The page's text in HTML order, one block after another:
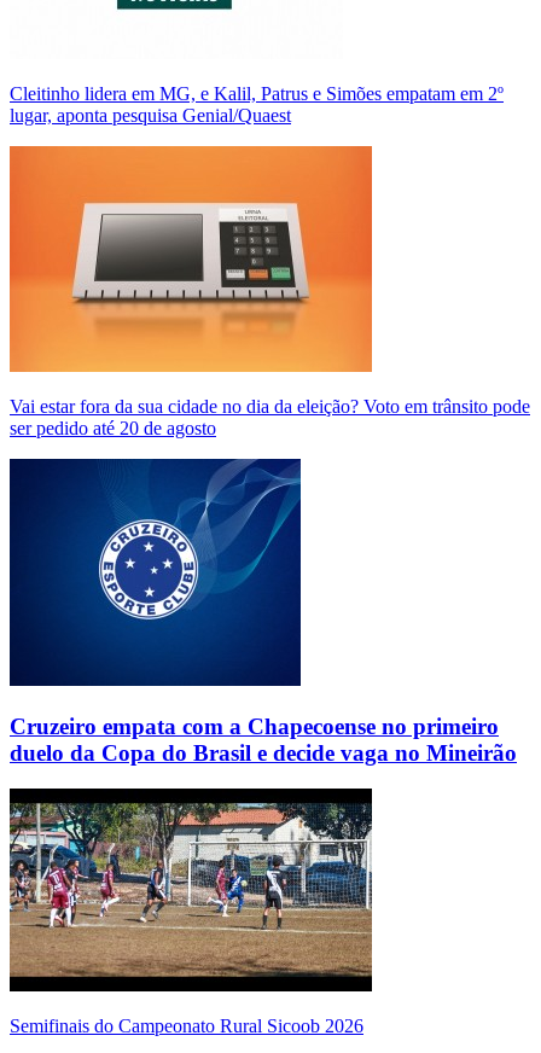
Cleitinho lidera em MG, e Kalil, Patrus e Simões empatam em 2º
lugar, aponta pesquisa Genial/Quaest
Vai estar fora da sua cidade no dia da eleição? Voto em trânsito pode
ser pedido até 20 de agosto
Cruzeiro empata com a Chapecoense no primeiro
duelo da Copa do Brasil e decide vaga no Mineirão
Semifinais do Campeonato Rural Sicoob 2026